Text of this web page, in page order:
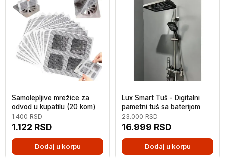
Samolepljive mrežice za
odvod u kupatilu (20 kom)
1.122 RSD
1.400RSD
Dodaj u korpu
Lux Smart Tuš - Digitalni
pametni tuš sa baterijom
16.999 RSD
23.000RSD
Dodaj u korpu